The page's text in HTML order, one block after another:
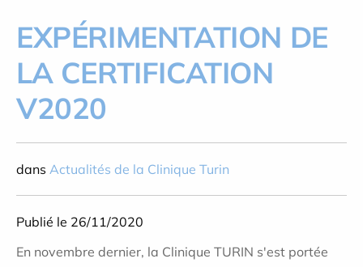
EXPÉRIMENTATION DE
LA CERTIFICATION
V2020
dans Actualités de la Clinique Turin
Publié le 26/11/2020
En novembre dernier, la Clinique TURIN s'est portée